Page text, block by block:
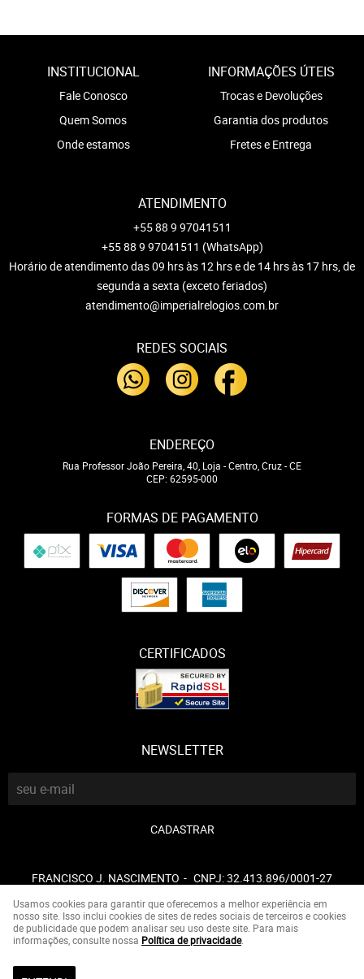
INSTITUCIONAL
Fale Conosco
Quem Somos
Onde estamos
INFORMAÇÕES ÚTEIS
Trocas e Devoluções
Garantia dos produtos
Fretes e Entrega
ATENDIMENTO
+55 88 9 97041511
+55 88 9 97041511 (WhatsApp)
Horário de atendimento das 09 hrs às 12 hrs e de 14 hrs às 17 hrs, de
segunda a sexta (exceto feriados)
atendimento@imperialrelogios.com.br
REDES SOCIAIS
ENDEREÇO
Rua Professor João Pereira, 40, Loja -Centro, Cruz-CE
CEP: 62595-000
FORMAS DE PAGAMENTO
CERTIFICADOS
NEWSLETTER
CADASTRAR
FRANCISCO J. NASCIMENTO CNPJ: 32.413.896/0001-27
LOJA VIRTUAL CRIADA POR
Usamos cookies para garantir que oferecemos a melhor experiência em
nosso site. Isso inclui cookies de sites de redes sociais de terceiros e cookies
de publicidade que podem analisar seu uso deste site. Para mais
informações, consulte nossa Política de privacidade.